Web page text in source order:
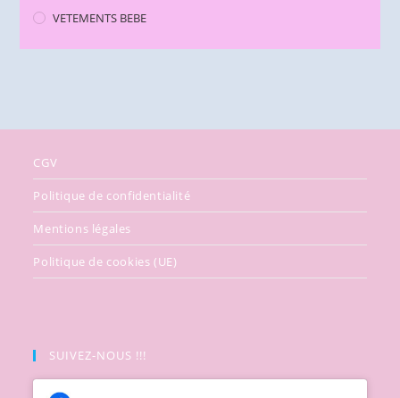
VETEMENTS BEBE
CGV
Politique de confidentialité
Mentions légales
Politique de cookies (UE)
SUIVEZ-NOUS !!!